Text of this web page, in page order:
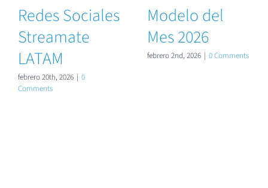
Redes Sociales
Streamate
LATAM
febrero 20th, 2026 | 0
Comments
Modelo del
Mes 2026
febrero 2nd, 2026 | 0 Comments